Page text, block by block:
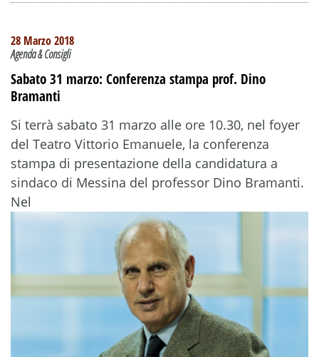
28 Marzo 2018
Agenda & Consigli
Sabato 31 marzo: Conferenza stampa prof. Dino
Bramanti
Si terrà sabato 31 marzo alle ore 10.30, nel foyer
del Teatro Vittorio Emanuele, la conferenza
stampa di presentazione della candidatura a
sindaco di Messina del professor Dino Bramanti.
Nel